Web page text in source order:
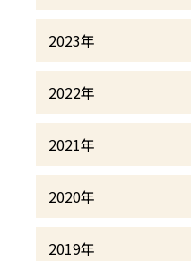
2023年
2022年
2021年
2020年
2019年